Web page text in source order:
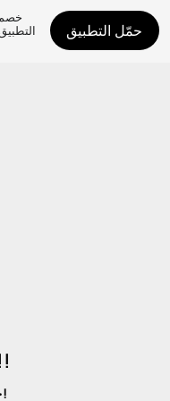
حمّل التطبيق
حدث خطأ ما!